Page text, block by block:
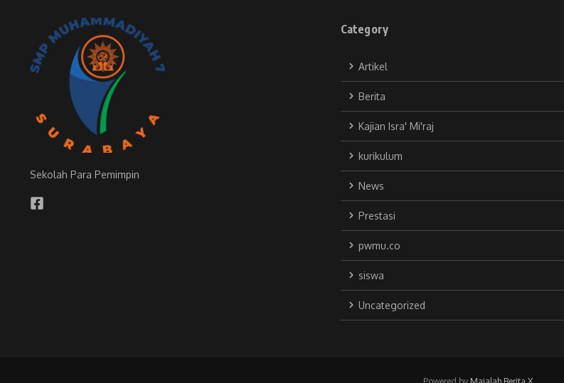
Sekolah Para Pemimpin
Category
Artikel
Berita
Kajian Isra' Mi'raj
kurikulum
News
Prestasi
pwmu.co
siswa
Uncategorized